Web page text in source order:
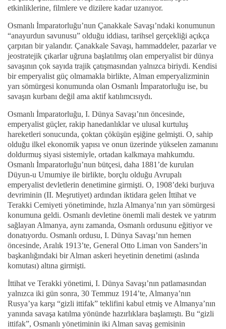
etkinliklerine, filmlere ve dizilere kadar uzanıyor.
Osmanlı İmparatorluğu’nun Çanakkale Savaşı’ndaki konumunun
“anayurdun savunusu” olduğu iddiası, tarihsel gerçekliği açıkça
çarpıtan bir yalandır. Çanakkale Savaşı, hammaddeler, pazarlar ve
jeostratejik çıkarlar uğruna başlatılmış olan emperyalist bir dünya
savaşının çok sayıda trajik çatışmasından yalnızca biriydi. Kendisi
bir emperyalist güç olmamakla birlikte, Alman emperyalizminin
yarı sömürgesi konumunda olan Osmanlı İmparatorluğu ise, bu
savaşın kurbanı değil ama aktif katılımcısıydı.
Osmanlı İmparatorluğu, I. Dünya Savaşı’nın öncesinde,
emperyalist güçler, rakip hanedanlıklar ve ulusal kurtuluş
hareketleri sonucunda, çoktan çöküşün eşiğine gelmişti. O, sahip
olduğu ilkel ekonomik yapısı ve onun üzerinde yükselen zamanını
doldurmuş siyasi sistemiyle, ortadan kalkmaya mahkumdu.
Osmanlı İmparatorluğu’nun bütçesi, daha 1881’de kurulan
Düyun-u Umumiye ile birlikte, borçlu olduğu Avrupalı
emperyalist devletlerin denetimine girmişti. O, 1908’deki burjuva
devriminin (II. Meşrutiyet) ardından iktidara gelen İttihat ve
Terakki Cemiyeti yönetiminde, hızla Almanya’nın yarı sömürgesi
konumuna geldi. Osmanlı devletine önemli mali destek ve yatırım
sağlayan Almanya, aynı zamanda, Osmanlı ordusunu eğitiyor ve
donatıyordu. Osmanlı ordusu, I. Dünya Savaşı’nın hemen
öncesinde, Aralık 1913’te, General Otto Liman von Sanders’in
başkanlığındaki bir Alman askeri heyetinin denetimi (aslında
komutası) altına girmişti.
İttihat ve Terakki yönetimi, I. Dünya Savaşı’nın patlamasından
yalnızca iki gün sonra, 30 Temmuz 1914’te, Almanya’nın
Rusya’ya karşı “gizli ittifak” teklifini kabul etmiş ve Almanya’nın
yanında savaşa katılma yönünde hazırlıklara başlamıştı. Bu “gizli
ittifak”, Osmanlı yönetiminin iki Alman savaş gemisinin